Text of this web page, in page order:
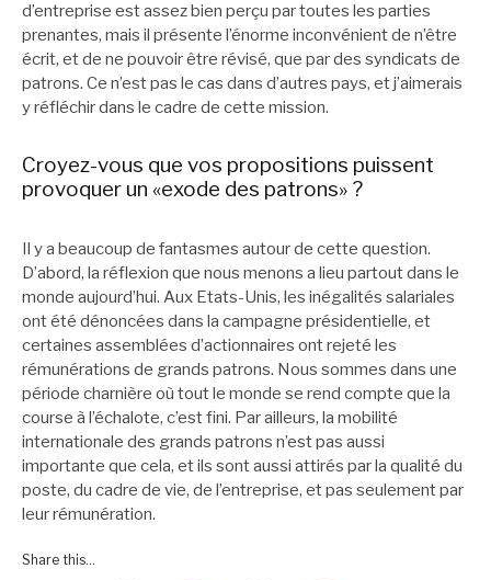
d’entreprise est assez bien perçu par toutes les parties
prenantes, mais il présente l’énorme inconvénient de n’être
écrit, et de ne pouvoir être révisé, que par des syndicats de
patrons. Ce n’est pas le cas dans d’autres pays, et j’aimerais
y réfléchir dans le cadre de cette mission.
Croyez-vous que vos propositions puissent
provoquer un «exode des patrons» ?
Il y a beaucoup de fantasmes autour de cette question.
D’abord, la réflexion que nous menons a lieu partout dans le
monde aujourd’hui. Aux Etats-Unis, les inégalités salariales
ont été dénoncées dans la campagne présidentielle, et
certaines assemblées d’actionnaires ont rejeté les
rémunérations de grands patrons. Nous sommes dans une
période charnière où tout le monde se rend compte que la
course à l’échalote, c’est fini. Par ailleurs, la mobilité
internationale des grands patrons n’est pas aussi
importante que cela, et ils sont aussi attirés par la qualité du
poste, du cadre de vie, de l’entreprise, et pas seulement par
leur rémunération.
Share this...